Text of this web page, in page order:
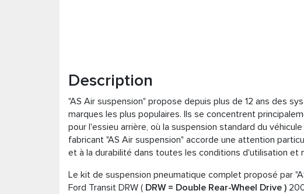
Description
"AS Air suspension" propose depuis plus de 12 ans des
marques les plus populaires. Ils se concentrent
pour l'essieu arrière, où la suspension standard du
fabricant "AS Air suspension" accorde une attention
et à la durabilité dans toutes les conditions d'utilisation et
Le kit de suspension pneumatique complet proposé par
Ford Transit DRW ( DRW = Double Rear-Wheel Drive )